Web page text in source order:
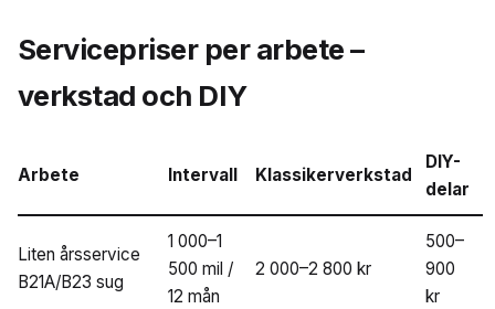
Servicepriser per arbete –
verkstad och DIY
Arbete Intervall Klassikerverkstad
DIY-
delar
Liten årsservice
B21A/B23 sug
1 000–1
500 mil /
12 mån
2 000–2 800 kr
500–
900
kr